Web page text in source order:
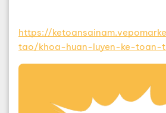
https://
tao/khoa-huan-luyen-ke-toan-